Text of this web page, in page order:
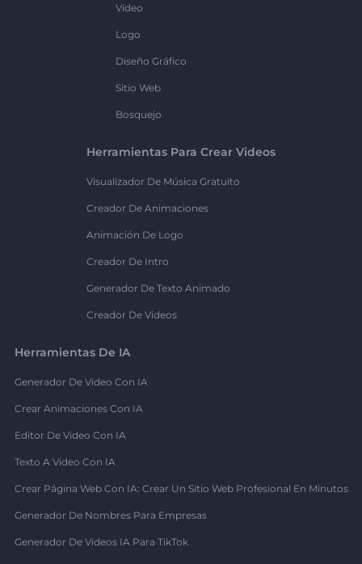
Vídeo
Logo
Diseño Gráfico
Sitio Web
Bosquejo
Herramientas Para Crear Videos
Visualizador De Música Gratuito
Creador De Animaciones
Animación De Logo
Creador De Intro
Generador De Texto Animado
Creador De Videos
Herramientas De IA
Generador De Video Con IA
Crear Animaciones Con IA
Editor De Video Con IA
Texto A Video Con IA
Crear Página Web Con IA: Crear Un Sitio Web Profesional En Minutos
Generador De Nombres Para Empresas
Generador De Videos IA Para TikTok